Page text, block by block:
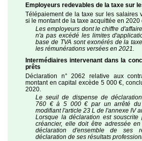
Employeurs redevables de la taxe sur
Télépaiement de la taxe sur les salaires
si le montant de la taxe acquittée en 2020
Les employeurs dont le chiffre
n'a pas excédé les limites
base de TVA sont exonérés de la
les rémunérations versées en 2021.
Intermédiaires intervenant dans la
prêts
Déclaration n° 2062 relative aux
montant en capital excède 5 000 €,
2020.
Le seuil de dispense de
760 € à 5 000 € par un arrêté du
modifiant l'article 23 L de l'annexe IV
Lorsque la déclaration est
créancier, elle doit être adressée
déclaration d'ensemble de ses
déclaration de ses résultats